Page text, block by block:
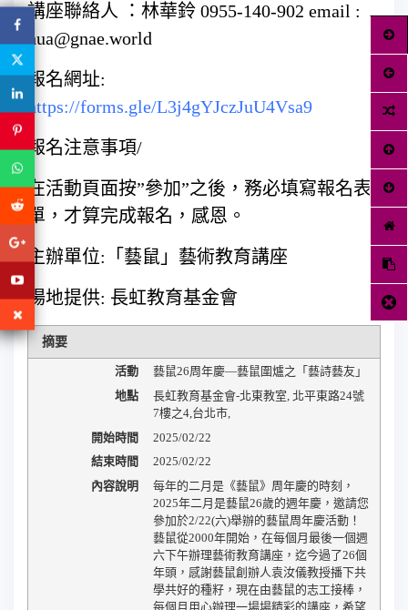
講座聯絡人 ：林華鈴 0955-140-902 email :
hua@gnae.world
報名網址:
https://forms.gle/L3j4gYJczJuU4Vsa9
報名注意事項/
在活動頁面按”參加”之後，務必填寫報名表
單，才算完成報名，感恩。
主辦單位:「藝鼠」藝術教育講座
場地提供: 長虹教育基金會
摘要
活動
藝鼠26周年慶—藝鼠圍爐之「藝詩藝友」
地點
長虹教育基金會-北東教室 北平東路24號
7樓之4, 台北市,
開始時間
2025/02/22
結束時間
2025/02/22
內容說明
每年的二月是《藝鼠》周年慶的時刻，
2025年二月是藝鼠26歲的週年慶，邀請您
參加於2/22(六)舉辦的藝鼠周年慶活動！
藝鼠從2000年開始，在每個月最後一個週
六下午辦理藝術教育講座，迄今過了26個
年頭，感謝藝鼠創辦人袁汝儀教授播下共
學共好的種籽，現在由藝鼠的志工接棒，
每個月用心辦理一場場精彩的講座，希望